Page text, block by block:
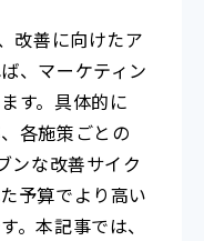
改善に向けたア
、マーケティン
す。具体的に
各施策ごとの
ンな改善サイク
予算でより高い
。本記事では、